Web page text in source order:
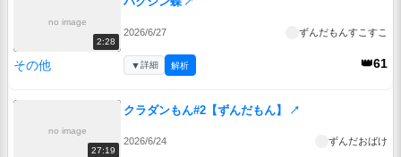
no image
2:28
2026/6/27 ずんだもんすこすこ
その他 👑61
▼詳細 解析
no image
27:19
クラダンもん#2【ずんだもん】 ↗
2026/6/24 ずんだおばけ